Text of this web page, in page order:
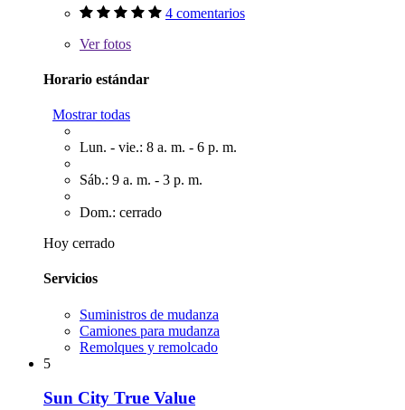
4 comentarios
Verfotos
Horario estándar
Mostrar todas
Lun. - vie.: 8 a. m. - 6 p. m.
Sáb.: 9 a. m. - 3 p. m.
Dom.: cerrado
Hoy cerrado
Servicios
Suministros de mudanza
Camiones para mudanza
Remolques y remolcado
5
Sun City True Value